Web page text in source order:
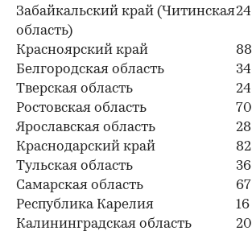
Забайкальский край (Читинская
область)
24
Красноярский край 88
Белгородская область
34
Тверская область
24
Ростовская область
70
Ярославская область
28
Краснодарский край
82
Тульская область
36
Самарская область
67
Республика Карелия
16
Калининградская область
20